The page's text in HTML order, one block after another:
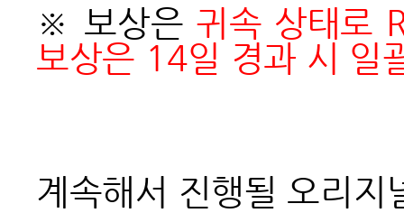
※ 보상은 귀속 상태로
보상은 14일 경과 시 일
계속해서 진행될 오리지